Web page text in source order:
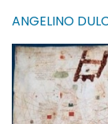
ANGELINO